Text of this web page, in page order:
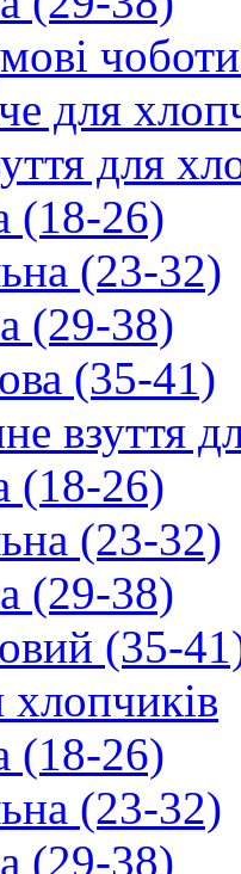
для
для
(18-26)
(23-32)
(29-38)
(35-41)
взуття
(18-26)
(23-32)
(29-38)
(35-
хлопчиків
(18-26)
(23-32)
(29-38)